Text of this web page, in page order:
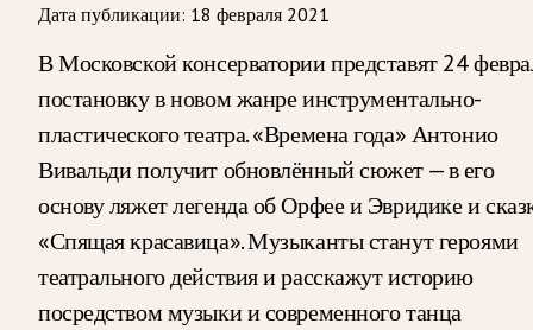
Дата публикации: 18 февраля 2021
В Московской консерватории представят 24
постановку в новом жанре инструментально-
пластического театра. «Времена года» Антонио
Вивальди получит обновлённый сюжет — в его
основу ляжет легенда об Орфее и Эвридике и
«Спящая красавица». Музыканты станут героями
театрального действия и расскажут историю
посредством музыки и современного танца